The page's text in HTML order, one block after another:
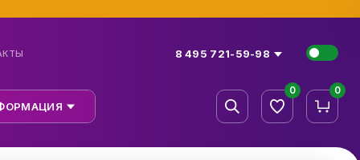
8 495 721-59-98
0 0